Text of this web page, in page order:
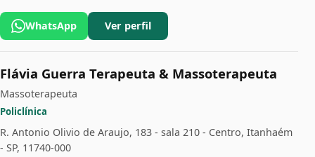
WhatsApp Ver perfil
Flávia Guerra Terapeuta & Massoterapeuta
Massoterapeuta
Policlínica
R. Antonio Olivio de Araujo, 183 - sala 210 - Centro, Itanhaém
- SP, 11740-000